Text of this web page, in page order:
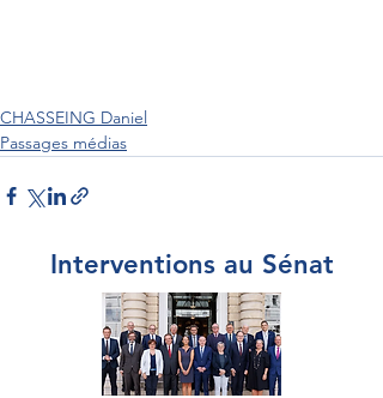
CHASSEING Daniel
Passages médias
Interventions au Sénat